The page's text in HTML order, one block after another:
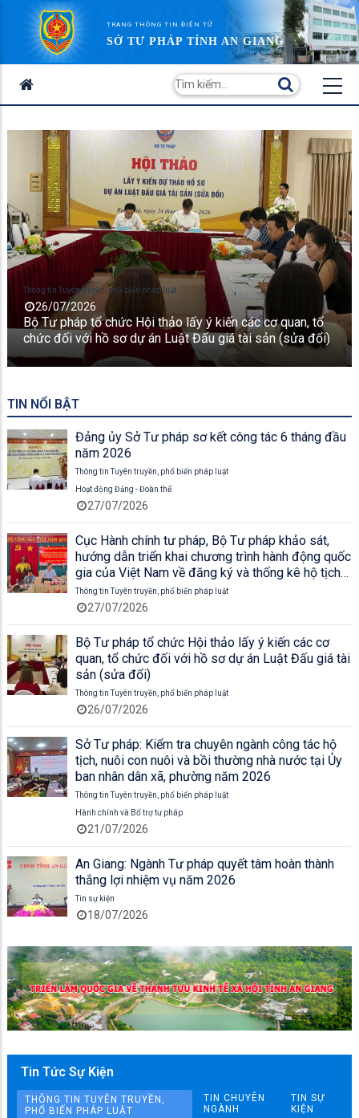
TRANG THÔNG TIN ĐIỆN TỬ
SỞ TƯ PHÁP TỈNH AN GIANG
Thông tin Tuyên truyền, phổ biến pháp luật
26/07/2026
Bộ Tư pháp tổ chức Hội thảo lấy ý kiến các cơ quan, tổ
chức đối với hồ sơ dự án Luật Đấu giá tài sản (sửa đổi)
TIN NỔI BẬT
Đảng ủy Sở Tư pháp sơ kết công tác 6 tháng đầu
năm 2026
Thông tin Tuyên truyền, phổ biến pháp luật
Hoạt động Đảng - Đoàn thể
27/07/2026
Cục Hành chính tư pháp, Bộ Tư pháp khảo sát,
hướng dẫn triển khai chương trình hành động quốc
gia của Việt Nam về đăng ký và thống kê hộ tịch
giai đoạn 2026 - 2030 tại UBND xã Sơn Kiên và
UBND xã Cù Lao Giêng
Thông tin Tuyên truyền, phổ biến pháp luật
27/07/2026
Bộ Tư pháp tổ chức Hội thảo lấy ý kiến các cơ
quan, tổ chức đối với hồ sơ dự án Luật Đấu giá tài
sản (sửa đổi)
Thông tin Tuyên truyền, phổ biến pháp luật
26/07/2026
Sở Tư pháp: Kiểm tra chuyên ngành công tác hộ
tịch, nuôi con nuôi và bồi thường nhà nước tại Ủy
ban nhân dân xã, phường năm 2026
Thông tin Tuyên truyền, phổ biến pháp luật
Hành chính và Bổ trợ tư pháp
21/07/2026
An Giang: Ngành Tư pháp quyết tâm hoàn thành
thắng lợi nhiệm vụ năm 2026
Tin sự kiện
18/07/2026
Tin Tức Sự Kiện
THÔNG TIN TUYÊN TRUYỀN,
PHỔ BIẾN PHÁP LUẬT
TIN CHUYÊN
NGÀNH
TIN SỰ
KIỆN